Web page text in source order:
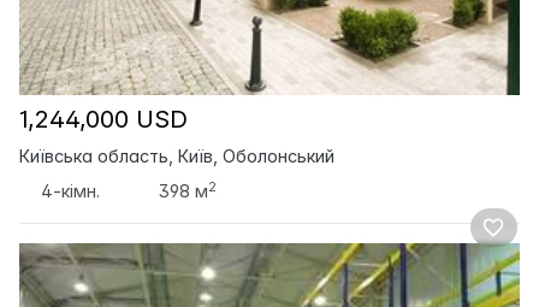
1,244,000 USD
Київська область, Київ, Оболонський
4-кімн.
398 м2